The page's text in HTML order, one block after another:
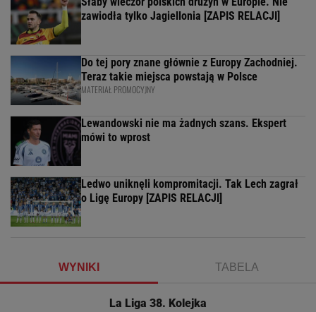
zawiodła tylko Jagiellonia [ZAPIS RELACJI]
Do tej pory znane głównie z Europy Zachodniej.
Teraz takie miejsca powstają w Polsce
MATERIAŁ PROMOCYJNY
Lewandowski nie ma żadnych szans. Ekspert
mówi to wprost
Ledwo uniknęli kompromitacji. Tak Lech zagrał
o Ligę Europy [ZAPIS RELACJI]
WYNIKI TABELA
La Liga 38. Kolejka